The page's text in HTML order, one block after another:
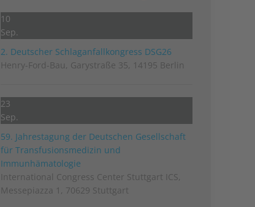
10
Sep.
2. Deutscher Schlag­anfall­kongress DSG26
Henry-Ford-Bau, Garystraße 35, 14195 Berlin
23
Sep.
59. Jahrestagung der Deutschen Gesellschaft
für Transfusionsmedizin und
Immunhämatologie
International Congress Center Stuttgart ICS,
Messepiazza 1, 70629 Stuttgart